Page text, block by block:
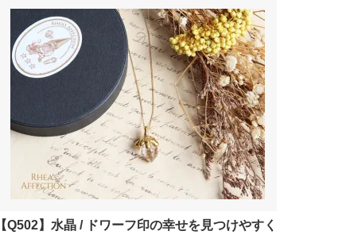
【Q502】水晶 / ドワーフ印の幸せを見つけやすく